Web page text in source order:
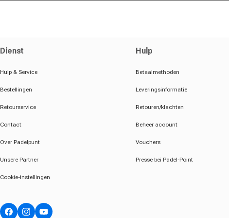
Dienst
Hulp & Service
Bestellingen
Retourservice
Contact
Over Padelpunt
Unsere Partner
Cookie-instellingen
Hulp
Betaalmethoden
Leveringsinformatie
Retouren/klachten
Beheer account
Vouchers
Presse bei Padel-Point